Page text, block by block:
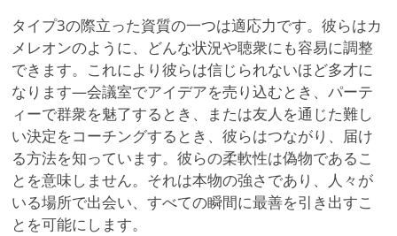
タイプ3の際立った資質の一つは適応力です。彼らはカ
メレオンのように、どんな状況や聴衆にも容易に調整
できます。これにより彼らは信じられないほど多才に
なります—会議室でアイデアを売り込むとき、パーテ
ィーで群衆を魅了するとき、または友人を通じた難し
い決定をコーチングするとき、彼らはつながり、届け
る方法を知っています。彼らの柔軟性は偽物であるこ
とを意味しません。それは本物の強さであり、人々が
いる場所で出会い、すべての瞬間に最善を引き出すこ
とを可能にします。